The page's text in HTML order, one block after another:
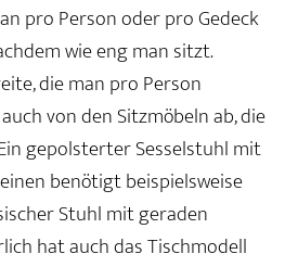
pro Person oder pro Gedeck
wie eng man sitzt.
die man pro Person
von den Sitzmöbeln ab, die
gepolsterter Sesselstuhl mit
benötigt beispielsweise
Stuhl mit geraden
hat auch das Tischmodell